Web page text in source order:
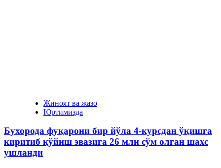
Жиноят ва жазо
Юртимизда
Бухорода фуқарони бир йўла 4-курсдан ўқишга
киритиб қўйиш эвазига 26 млн сўм олган шахс
ушланди